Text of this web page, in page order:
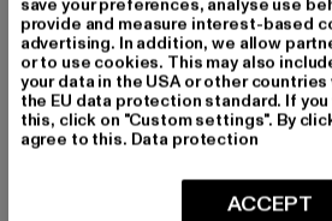
ANMELDEN
Informationen dazu, wie DefShop mit
in unserer Datenschutzerklärung. Du kannst
abmelden.Datenschutzerklärung lesen.
save your preferences, analyse use
provide and measure interest-based
advertising. In addition, we allow
or to use cookies. This may also
your data in the USA or other
the EU data protection standard. If
this, click on "Custom settings". By
agree to this. Data protection
ACCEPT